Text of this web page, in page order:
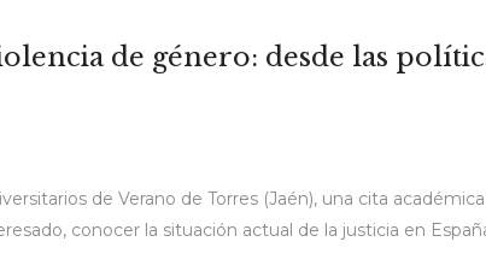
de género: desde las
de Verano de Torres (Jaén), una cita
conocer la situación actual de la justicia en